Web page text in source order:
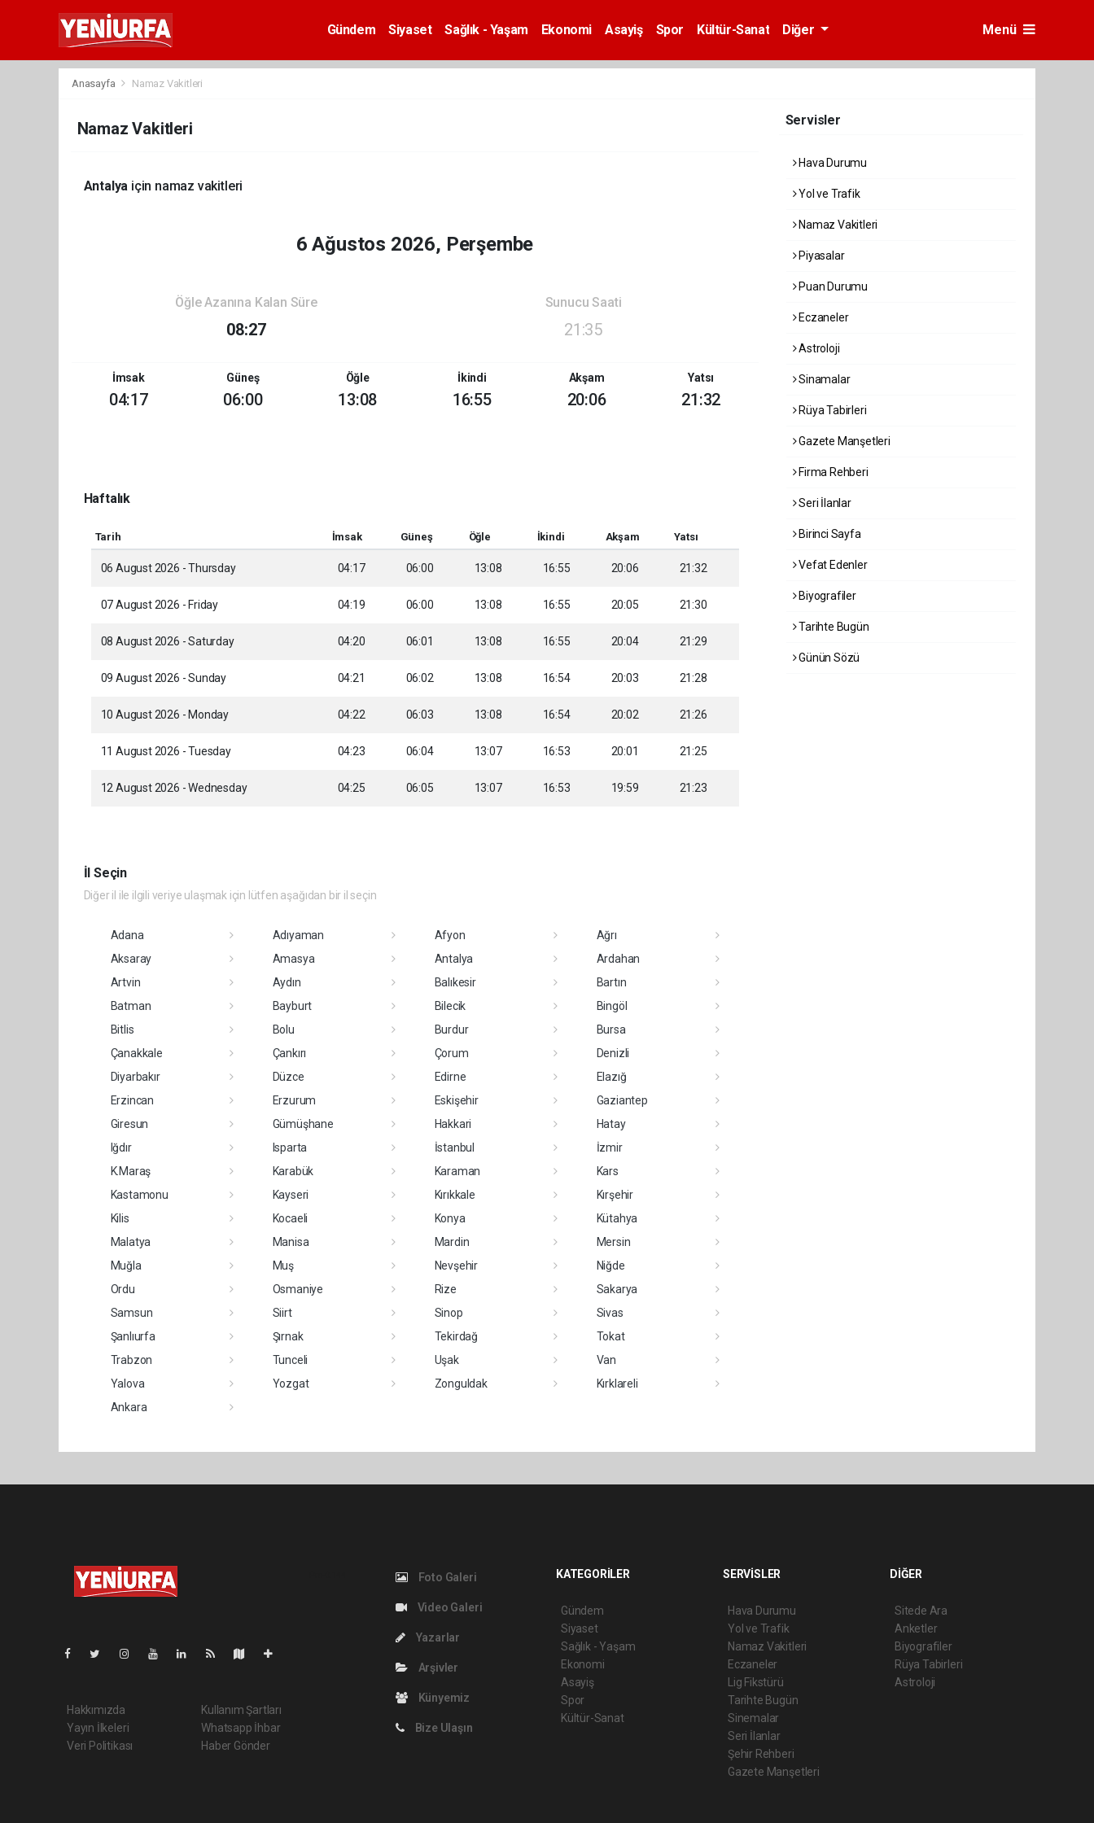
Gündem Siyaset Sağlık - Yaşam Ekonomi Asayiş Spor Kültür-Sanat Diğer Menü
Anasayfa Namaz Vakitleri
Namaz Vakitleri
Antalya için namaz vakitleri
6 Ağustos 2026, Perşembe
Öğle Azanına Kalan Süre
08:27
Sunucu Saati
21:35
İmsak
04:17
Güneş
06:00
Öğle
13:08
İkindi
16:55
Akşam
20:06
Yatsı
21:32
Haftalık
Tarih İmsak Güneş Öğle İkindi Akşam Yatsı
06 August 2026 - Thursday 04:17 06:00 13:08 16:55 20:06 21:32
07 August 2026 - Friday 04:19 06:00 13:08 16:55 20:05 21:30
08 August 2026 - Saturday 04:20 06:01 13:08 16:55 20:04 21:29
09 August 2026 - Sunday 04:21 06:02 13:08 16:54 20:03 21:28
10 August 2026 - Monday 04:22 06:03 13:08 16:54 20:02 21:26
11 August 2026 - Tuesday 04:23 06:04 13:07 16:53 20:01 21:25
12 August 2026 - Wednesday 04:25 06:05 13:07 16:53 19:59 21:23
İl Seçin
Diğer il ile ilgili veriye ulaşmak için lütfen aşağıdan bir il seçin
Adana Adıyaman Afyon
Ağrı
Aksaray
Amasya Antalya
Ardahan
Artvin
Aydın Balıkesir
Bartın
Batman
Bayburt Bilecik
Bingöl
Bitlis
Bolu Burdur
Bursa
Çanakkale
Çankırı Çorum
Denizli
Diyarbakır
Düzce Edirne
Elazığ
Erzincan
Erzurum Eskişehir
Gaziantep
Giresun
Gümüşhane Hakkari
Hatay
Iğdır
Isparta İstanbul
İzmir
K.Maraş
Karabük Karaman
Kars
Kastamonu
Kayseri Kırıkkale
Kırşehir
Kilis
Kocaeli Konya
Kütahya
Malatya
Manisa Mardin
Mersin
Muğla
Muş Nevşehir
Niğde
Ordu
Osmaniye Rize
Sakarya
Samsun
Siirt Sinop
Sivas
Şanlıurfa
Şırnak Tekirdağ
Tokat
Trabzon
Tunceli Uşak
Van
Yalova
Yozgat Zonguldak
Kırklareli
Ankara
Servisler
Hava Durumu
Yol ve Trafik
Namaz Vakitleri
Piyasalar
Puan Durumu
Eczaneler
Astroloji
Sinamalar
Rüya Tabirleri
Gazete Manşetleri
Firma Rehberi
Seri İlanlar
Birinci Sayfa
Vefat Edenler
Biyografiler
Tarihte Bugün
Günün Sözü
Hakkımızda
Yayın İlkeleri
Veri Politikası
Kullanım Şartları
Whatsapp İhbar
Haber Gönder
Foto Galeri
Video Galeri
Yazarlar
Arşivler
Künyemiz
Bize Ulaşın
KATEGORİLER
Gündem
Siyaset
Sağlık - Yaşam
Ekonomi
Asayiş
Spor
Kültür-Sanat
SERVİSLER
Hava Durumu
Yol ve Trafik
Namaz Vakitleri
Eczaneler
Lig Fikstürü
Tarihte Bugün
Sinemalar
Seri İlanlar
Şehir Rehberi
Gazete Manşetleri
DİĞER
Sitede Ara
Anketler
Biyografiler
Rüya Tabirleri
Astroloji